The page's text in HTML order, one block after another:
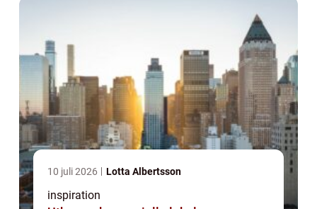
10 juli 2026 Lotta Albertsson
inspiration